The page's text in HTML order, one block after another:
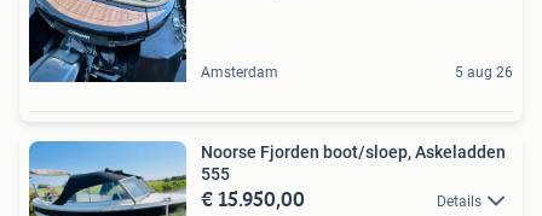
Amsterdam 5 aug 26
Noorse Fjorden boot/sloep, Askeladden
555
€ 15.950,00 Details